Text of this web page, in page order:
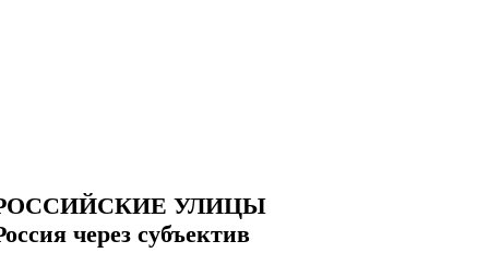
УЛИЦЫ
через субъектив